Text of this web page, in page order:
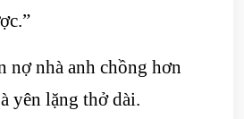
nợ nhà anh chồng hơn
yên lặng thở dài.